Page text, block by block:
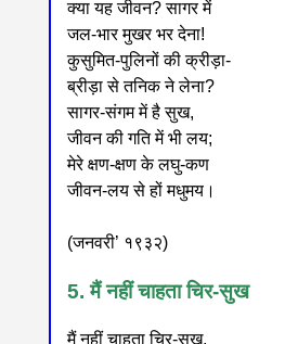
क्या यह जीवन? सागर में
जल-भार मुखर भर देना!
कुसुमित-पुलिनों की क्रीड़ा-
ब्रीड़ा से तनिक ने लेना?
सागर-संगम में है सुख,
जीवन की गति में भी लय;
मेरे क्षण-क्षण के लघु-कण
जीवन-लय से हों मधुमय।
(जनवरी’ १९३२)
5. मैं नहीं चाहता चिर-सुख
मैं नहीं चाहता चिर-सुख,